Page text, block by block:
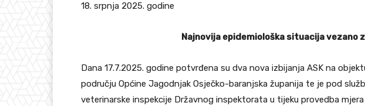
18. srpnja 2025. godine
Najnovija epidemiološka situacija vezano
Dana 17.7.2025. godine potvrđena su dva nova izbijanja ASK na
području Općine Jagodnjak Osječko-baranjska županija te je pod
veterinarske inspekcije Državnog inspektorata u tijeku provedba